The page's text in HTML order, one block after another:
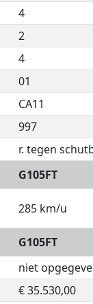
4
2
4
01
CA11
997
r. tegen
G105FT
285 km/u
G105FT
niet
€ 35.530,00